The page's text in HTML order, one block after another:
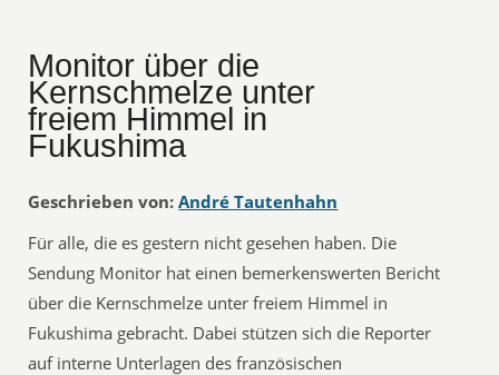
Monitor über die
Kernschmelze unter
freiem Himmel in
Fukushima
Geschrieben von: André Tautenhahn
Für alle, die es gestern nicht gesehen haben. Die
Sendung Monitor hat einen bemerkenswerten Bericht
über die Kernschmelze unter freiem Himmel in
Fukushima gebracht. Dabei stützen sich die Reporter
auf interne Unterlagen des französischen